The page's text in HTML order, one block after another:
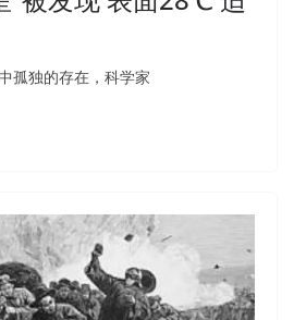
孤独的存在，科学家